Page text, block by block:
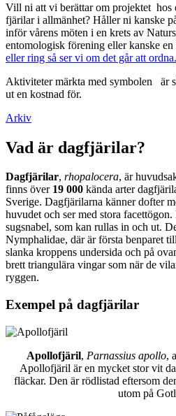
Vill ni att vi berättar om projektet hos
fjärilar i allmänhet? Håller ni kanske
inför vårens möten i en krets av
entomologisk förening eller kanske
eller ring så ser vi om det går att ordna.
Aktiviteter märkta med symbolen
är
ut en kostnad för.
Arkiv
Vad är dagfjärilar?
Dagfjärilar, rhopalocera, är
finns över 19 000 kända arter
Sverige. Dagfjärilarna känner dofter
huvudet och ser med stora
sugsnabel, som kan rullas in och ut.
Nymphalidae, där är första benparet
slanka kroppens undersida och på
brett triangulära vingar som när de
ryggen.
Exempel på dagfjärilar
Apollofjäril, Parnassius apollo,
Apollofjäril är en mycket stor vit
fläckar. Den är rödlistad eftersom
utom på